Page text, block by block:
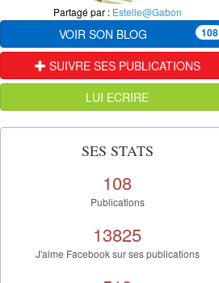
Partagé par : Estelle@Gabon
VOIR SON BLOG 108
SUIVRE SES PUBLICATIONS
LUI ECRIRE
SES STATS
108
Publications
13825
J'aime Facebook sur ses publications